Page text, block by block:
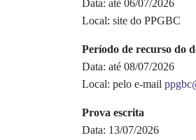
Data: até 06/07/2026
Local: site do PPGBC
Período de recurso do
Data: até 08/07/2026
Local: pelo e-mail
Prova escrita
Data: 13/07/2026